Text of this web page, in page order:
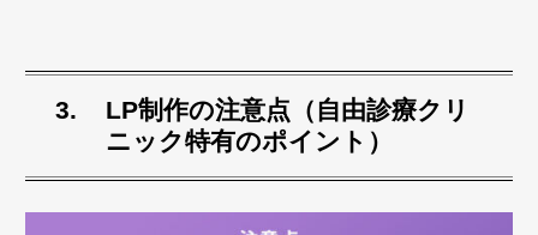
LP制作の注意点（自由診療クリ
ニック特有のポイント）